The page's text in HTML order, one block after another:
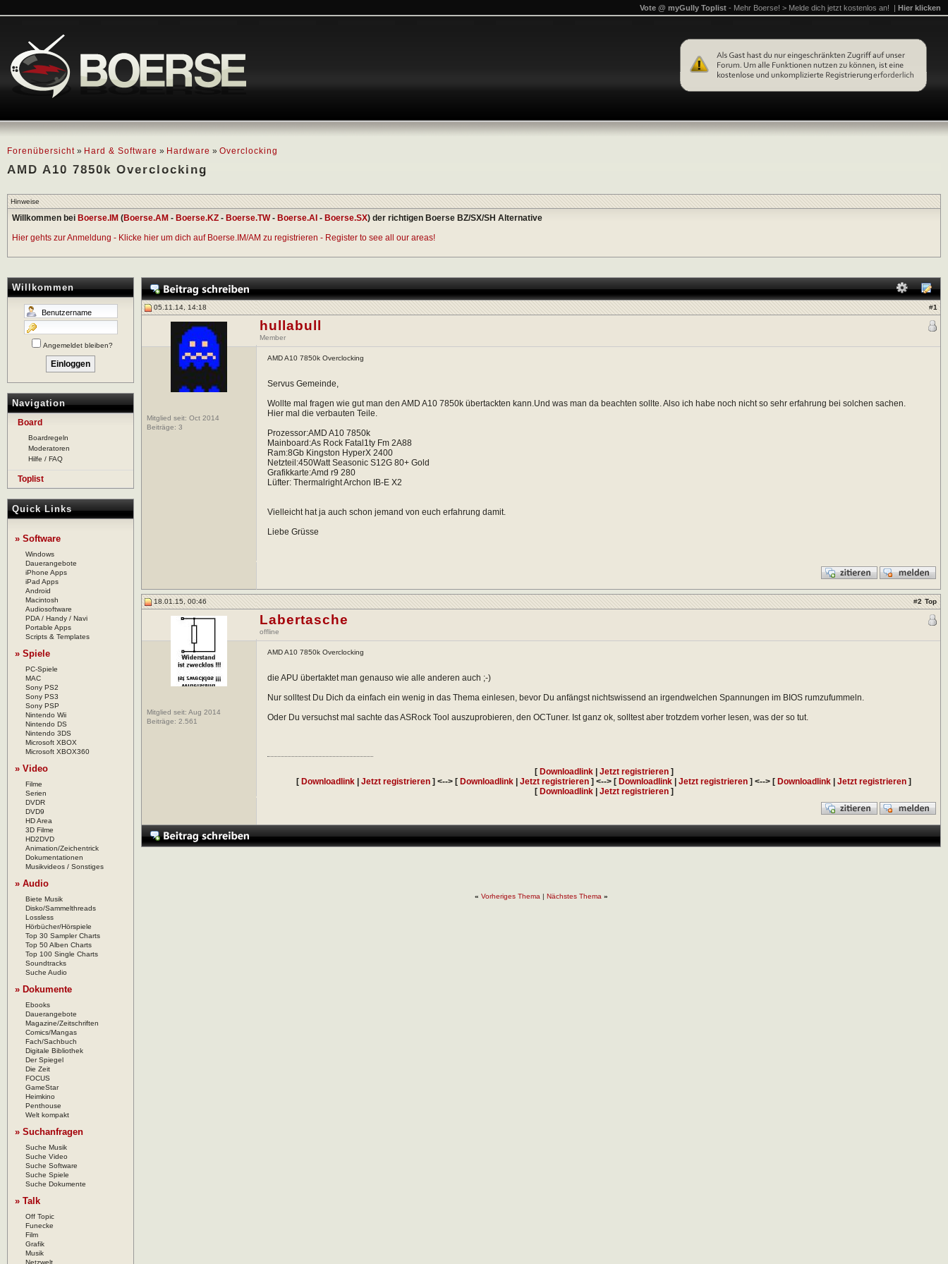
Forenübersicht » Hard & Software » Hardware » Overclocking
AMD A10 7850k Overclocking
Vote @ myGully Toplist - Mehr Boerse! > Melde dich jetzt kostenlos an! | Hier klicken
Hinweise
Willkommen bei Boerse.IM (Boerse.AM - Boerse.KZ - Boerse.TW- Boerse.AI - Boerse.SX) der richtigen Boerse BZ/SX/SH Alternative
Hier gehts zur Anmeldung - Klicke hier um dich auf Boerse.IM/AM zu registrieren - Register to see all our areas!
Willkommen
Angemeldet bleiben?
Navigation
Board
Boardregeln
Moderatoren
Hilfe / FAQ
Toplist
Quick Links
» Software
Windows
Dauerangebote
iPhone Apps
iPad Apps
Android
Macintosh
Audiosoftware
PDA / Handy / Navi
Portable Apps
Scripts & Templates
» Spiele
PC-Spiele
MAC
Sony PS2
Sony PS3
Sony PSP
Nintendo Wii
Nintendo DS
Nintendo 3DS
Microsoft XBOX
Microsoft XBOX360
» Video
Filme
Serien
DVDR
DVD9
HD Area
3D Filme
HD2DVD
Animation/Zeichentrick
Dokumentationen
Musikvideos / Sonstiges
» Audio
Biete Musik
Disko/Sammelthreads
Lossless
Hörbücher/Hörspiele
Top 30 Sampler Charts
Top 50 Alben Charts
Top 100 Single Charts
Soundtracks
Suche Audio
» Dokumente
Ebooks
Dauerangebote
Magazine/Zeitschriften
Comics/Mangas
Fach/Sachbuch
Digitale Bibliothek
Der Spiegel
Die Zeit
FOCUS
GameStar
Heimkino
Penthouse
Welt kompakt
» Suchanfragen
Suche Musik
Suche Video
Suche Software
Suche Spiele
Suche Dokumente
» Talk
Off Topic
Funecke
Film
Grafik
Musik
05.11.14, 14:18 #1
Mitglied seit: Oct 2014
Beiträge: 3
hullabull
Member
AMD A10 7850k Overclocking
Servus Gemeinde,
Wollte mal fragen wie gut man den AMD A10 7850k übertackten kann.Und was man da beachten sollte. Also ich habe noch nicht so sehr erfahrung bei solchen sachen.
Hier mal die verbauten Teile.
Prozessor:AMD A10 7850k
Mainboard:As Rock Fatal1ty Fm 2A88
Ram:8Gb Kingston HyperX 2400
Netzteil:450Watt Seasonic S12G 80+ Gold
Grafikkarte:Amd r9 280
Lüfter: Thermalright Archon IB-E X2
Vielleicht hat ja auch schon jemand von euch erfahrung damit.
Liebe Grüsse
18.01.15, 00:46 #2 Top
Mitglied seit: Aug 2014
Beiträge: 2.561
Labertasche
offline
AMD A10 7850k Overclocking
die APU übertaktet man genauso wie alle anderen auch ;-)
Nur solltest Du Dich da einfach ein wenig in das Thema einlesen, bevor Du anfängst nichtswissend an irgendwelchen Spannungen im BIOS rumzufummeln.
Oder Du versuchst mal sachte das ASRock Tool auszuprobieren, den OCTuner. Ist ganz ok, solltest aber trotzdem vorher lesen, was der so tut.
[ Downloadlink| Jetzt registrieren]
[ Downloadlink Jetzt registrieren ] <--> [ Downloadlink Jetzt registrieren ] <--> [ Downloadlink Jetzt registrieren ] <--> [ Downloadlink Jetzt registrieren ]
[ Downloadlink| Jetzt registrieren]
« Vorheriges Thema| Nächstes Thema »